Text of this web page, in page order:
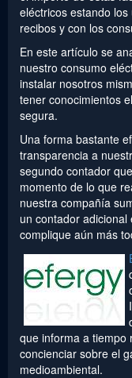
eléctricos estando
recibos y con los
En este artículo se
nuestro consumo
instalar nosotros
tener conocimientos
segura.
Una forma bastante
transparencia a
segundo contador
momento de lo que
nuestra compañía
un contador
complique aún más
que informa a tiempo
concienciar sobre el
medioambiental.